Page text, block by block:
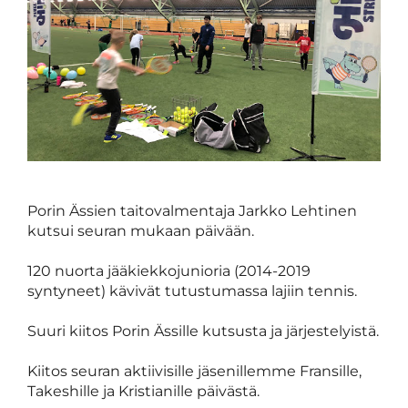
Porin Ässien taitovalmentaja Jarkko Lehtinen
kutsui seuran mukaan päivään.
120 nuorta jääkiekkojunioria (2014-2019
syntyneet) kävivät tutustumassa lajiin tennis.
Suuri kiitos Porin Ässille kutsusta ja järjestelyistä.
Kiitos seuran aktiivisille jäsenillemme Fransille,
Takeshille ja Kristianille päivästä.